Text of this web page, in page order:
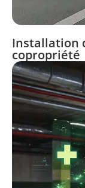
Installation
copropriété